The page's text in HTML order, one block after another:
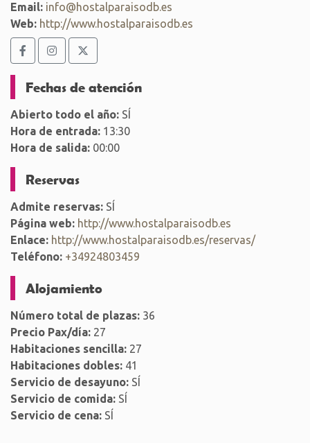
Email: info@hostalparaisodb.es
Web: http://www.hostalparaisodb.es
Fechas de atención
Abierto todo el año: SÍ
Hora de entrada: 13:30
Hora de salida: 00:00
Reservas
Admite reservas: SÍ
Página web: http://www.hostalparaisodb.es
Enlace: http://www.hostalparaisodb.es/reservas/
Teléfono: +34924803459
Alojamiento
Número total de plazas: 36
Precio Pax/día: 27
Habitaciones sencilla: 27
Habitaciones dobles: 41
Servicio de desayuno: SÍ
Servicio de comida: SÍ
Servicio de cena: SÍ